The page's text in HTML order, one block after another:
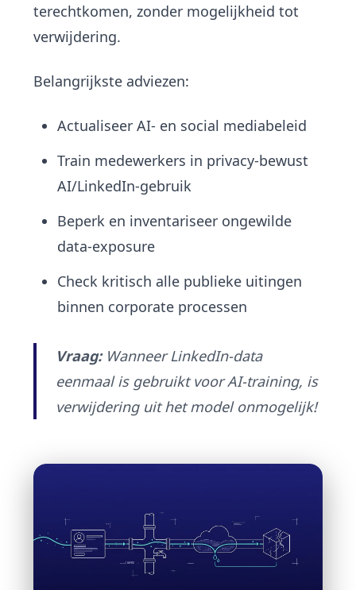
terechtkomen, zonder mogelijkheid tot
verwijdering.
Belangrijkste adviezen:
Actualiseer AI- en social mediabeleid
Train medewerkers in privacy-bewust
AI/LinkedIn-gebruik
Beperk en inventariseer ongewilde
data-exposure
Check kritisch alle publieke uitingen
binnen corporate processen
Vraag:Wanneer LinkedIn-data
eenmaal is gebruikt voor AI-training, is
verwijdering uit het model onmogelijk!